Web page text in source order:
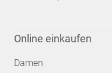
Online einkaufen
Damen